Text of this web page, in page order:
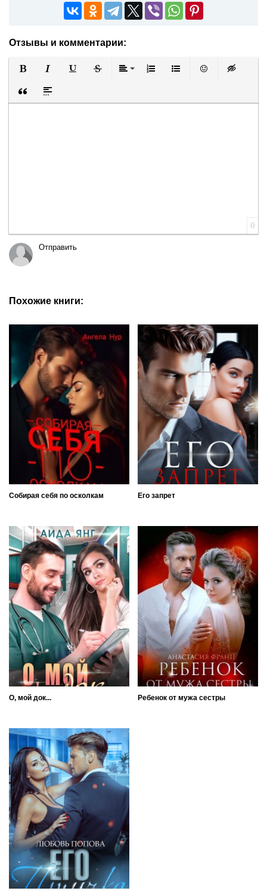
Отзывы и комментарии:
Вставка цитаты
Вставка спойлера
0
Отправить
Похожие книги:
Собирая себя по осколкам Его запрет
О, мой док... Ребенок от мужа сестры